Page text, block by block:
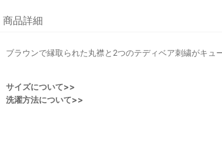
商品詳細
ブラウンで縁取られた丸襟と2つのテディベア刺繍がキュ
サイズについて>>
洗濯方法について>>